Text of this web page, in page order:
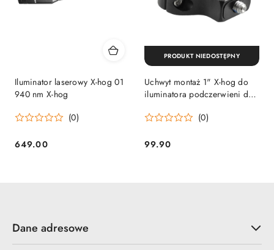
Iluminator laserowy X-hog 01
940 nm X-hog
(0)
Cena:
649.00
Uchwyt montaż 1" X-hog do
iluminatora podczerwieni do
(0)
Cena:
99.90
PRODUKT NIEDOSTĘPNY
Dane adresowe